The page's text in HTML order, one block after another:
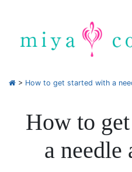
> How to get started with a
How to
a needle